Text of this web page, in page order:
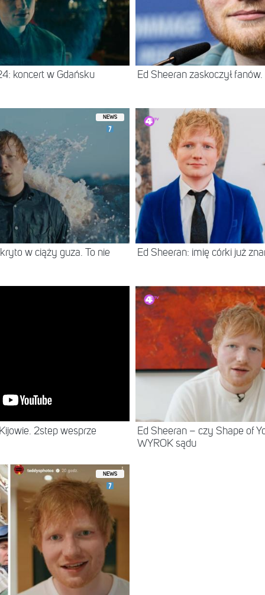
koncert w Gdańsku Ed Sheeran zaskoczył
NEWS
w ciąży guza. To nie Ed Sheeran: imię córki już
2step wesprze
Ed Sheeran – czy Shape of
WYROK sądu
NEWS